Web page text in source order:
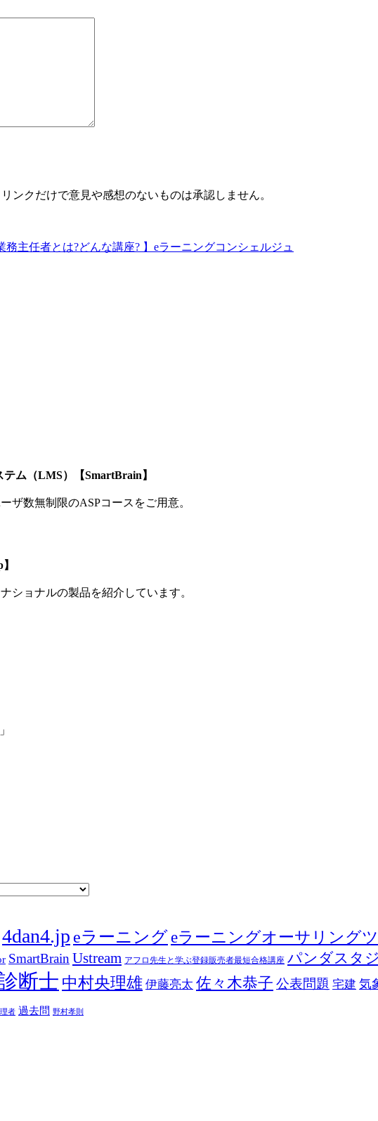
ンクだけで意見や感想のないものは承認しません。
主任者とは?どんな講座? 】eラーニングコンシェルジュ
ム（LMS）【SmartBrain】
ザ数無制限のASPコースをご用意。
ショナルの製品を紹介しています。
4dan4.jp eラーニング eラーニングオーサリング
SmartBrain Ustream アフロ先生と学ぶ登録販売者最短合格講座 パンダスタ
断士 中村央理雄 伊藤亮太 佐々木恭子 公表問題 宅建 気
者 過去問 野村孝則